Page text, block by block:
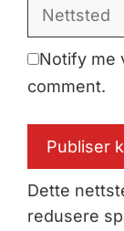
Notify me
comment.
Dette
redusere